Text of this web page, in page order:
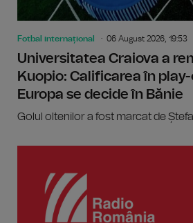
Fotbal internațional 06 August 2026, 19:53
Universitatea Craiova a
Kuopio: Calificarea în
Europa se decide în Bănie
Golul oltenilor a fost marcat de